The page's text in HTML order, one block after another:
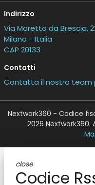
Indirizzo
Via Moretto da Brescia,
Milano - Italia
CAP 20133
Contatti
Contatta il nostro team
Nextwork360 - Codice
2026 Nextwork360.
close
Codice